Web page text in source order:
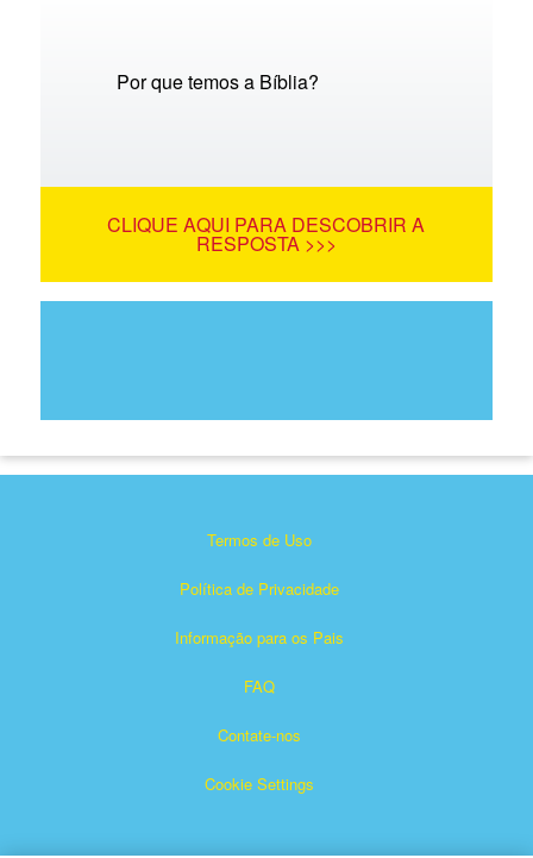
Por que temos a Bíblia?
CLIQUE AQUI PARA DESCOBRIR A
RESPOSTA >>>
Termos de Uso
Política de Privacidade
Informação para os Pais
FAQ
Contate-nos
Cookie Settings